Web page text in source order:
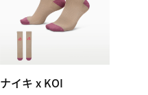
ナイキ x KOI